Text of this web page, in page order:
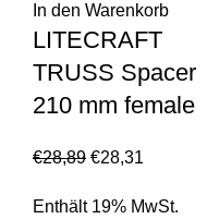
In den Warenkorb
LITECRAFT
TRUSS Spacer
210 mm female
€28,89 €28,31
Enthält 19% MwSt.